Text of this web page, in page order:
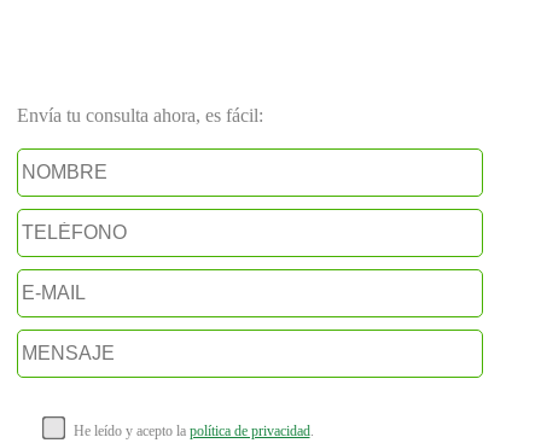
Envía tu consulta ahora, es fácil:
He leído y acepto la política de privacidad.